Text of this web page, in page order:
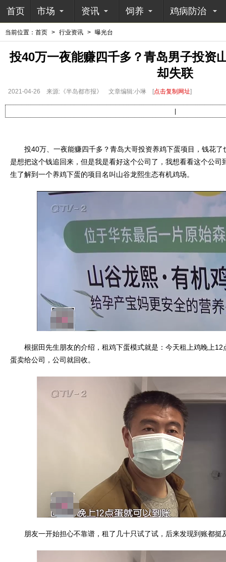
首页 市场 资讯 饲养 鸡病防治
当前位置： 首页 > 行业资讯 > 曝光台
投40万一夜能赚四千多？青岛男子投资
却失联
2021-04-26 来源:《半岛都市报》 文章编辑:小琳 [点击复制网址]
投40万、一夜能赚四千多？青岛大哥投资养鸡下蛋项目，钱花了
是想把这个钱追回来，但是我是看好这个公司了，我想看看这个公司
生了解到一个养鸡下蛋的项目名叫山谷龙熙生态有机鸡场。
根据田先生朋友的介绍，租鸡下蛋模式就是：今天租上鸡晚上12
蛋卖给公司，公司就回收。
朋友一开始担心不靠谱，租了几十只试了试，后来发现到账都挺